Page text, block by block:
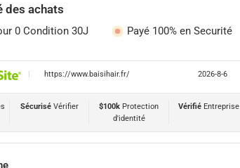
des achats
0 Condition 30J Payé 100% en Securité
https://www.baisihair.fr/ 2026-8-6
SécuriséVérifier $100k Protection
d'identité
Vérifié Entreprise